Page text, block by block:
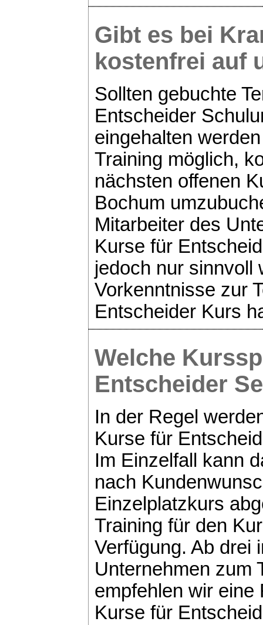
Gibt es bei
kostenfrei auf
Sollten gebuchte
Entscheider
eingehalten
Training möglich,
nächsten offenen
Bochum
Mitarbeiter des
Kurse für
jedoch nur sinnvoll
Vorkenntnisse zur
Entscheider Kurs
Welche
Entscheider
In der Regel
Kurse für
Im Einzelfall kann
nach
Einzelplatzkurs
Training für den
Verfügung. Ab drei
Unternehmen zum
empfehlen wir eine
Kurse für